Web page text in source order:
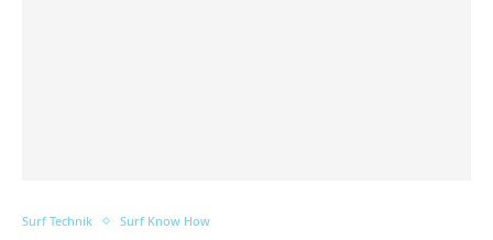
Surf Technik Surf Know How